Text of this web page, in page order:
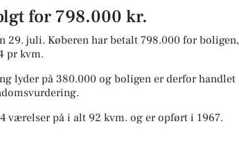
for 798.000 kr.
29. juli. Køberen har betalt 798.000 for boligen,
pr kvm.
lyder på 380.000 og boligen er derfor handlet
værelser på i alt 92 kvm. og er opført i 1967.